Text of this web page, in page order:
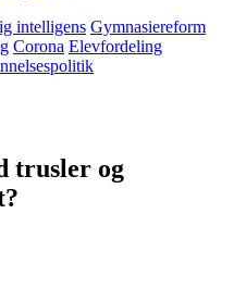
intelligens Gymnasiereform
Corona Elevfordeling
trusler og